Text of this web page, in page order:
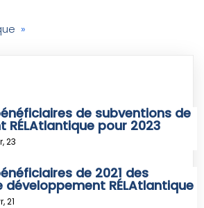
»
de subventions de
RÉLAtlantique pour 2023
23
de 2021 des
développement RÉLAtlantique
21